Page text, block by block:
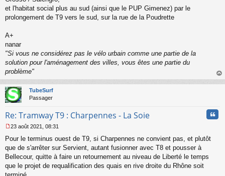
et l'habitat social plus au sud (ainsi que le PUP Gimenez) par le
prolongement de T9 vers le sud, sur la rue de la Poudrette
A+
nanar
"Si vous ne considérez pas le vélo urbain comme une partie de la
solution pour l'aménagement des villes, vous êtes une partie du
problème"
au
TubeSurf
Passager
Re: Tramway T9 : Charpennes - La Soie
e
s
s
g
23 août 2021, 08:31
Pour le terminus ouest de T9, si Charpennes ne convient pas, et plutôt
que de s'arrêter sur Servient, autant fusionner avec T8 et pousser à
Bellecour, quitte à faire un retournement au niveau de Liberté le temps
que le projet de requalification des quais en rive droite du Rhône soit